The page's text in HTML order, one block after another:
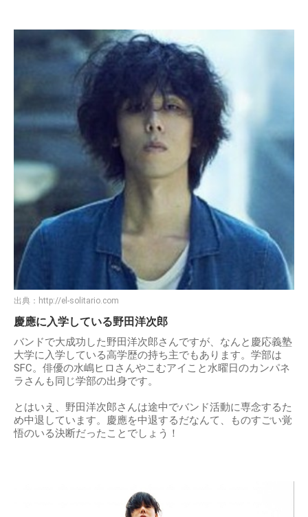
出典： http://el-solitario.com
慶應に入学している野田洋次郎
バンドで大成功した野田洋次郎さんですが、なんと慶応義塾
大学に入学している高学歴の持ち主でもあります。学部は
SFC。俳優の水嶋ヒロさんやこむアイこと水曜日のカンパネ
ラさんも同じ学部の出身です。
とはいえ、野田洋次郎さんは途中でバンド活動に専念するた
め中退しています。慶應を中退するだなんて、ものすごい覚
悟のいる決断だったことでしょう！